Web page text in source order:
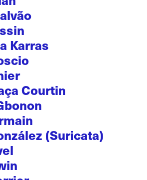
Karras
Courtin
(Suricata)